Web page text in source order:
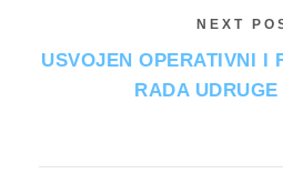
NEXT
USVOJEN OPERATIVNI I
RADA